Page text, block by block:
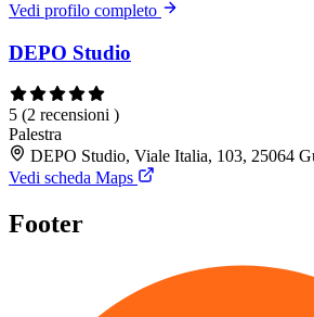
Vedi profilo completo
DEPO Studio
5 (2 recensioni )
Palestra
DEPO Studio, Viale Italia, 103, 25064
Vedi scheda Maps
Footer